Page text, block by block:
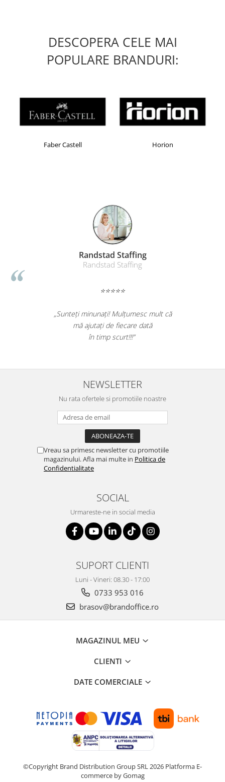
DESCOPERA CELE MAI
POPULARE BRANDURI:
Faber Castell Horion
Randstad Staffing
Randstad Staffing
⭐⭐⭐⭐⭐
„Sunteți minunați! Mulțumesc mult că
mă ajutați de fiecare dată
în timp scurt!!!”
NEWSLETTER
Nu rata ofertele si promotiile noastre
Vreau sa primesc newsletter cu promotiile
magazinului. Afla mai multe in Politica de
Confidentialitate
SOCIAL
Urmareste-ne in social media
SUPORT CLIENTI
Luni - Vineri: 08.30 - 17:00
0733 953 016
brasov@brandoffice.ro
MAGAZINUL MEU
CLIENTI
DATE COMERCIALE
©Copyright Brand Distribution Group SRL 2026 Platforma E-
commerce by Gomag